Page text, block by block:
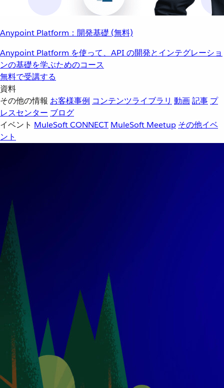
Anypoint Platform：開発基礎 (無料)
Anypoint Platform を使って、API の開発とインテグレーショ
ンの基礎を学ぶためのコース
無料で受講する
資料
その他の情報 お客様事例 コンテンツライブラリ 動画記事 プ
レスセンター ブログ
イベント MuleSoft CONNECT MuleSoft Meetup その他イベ
ント